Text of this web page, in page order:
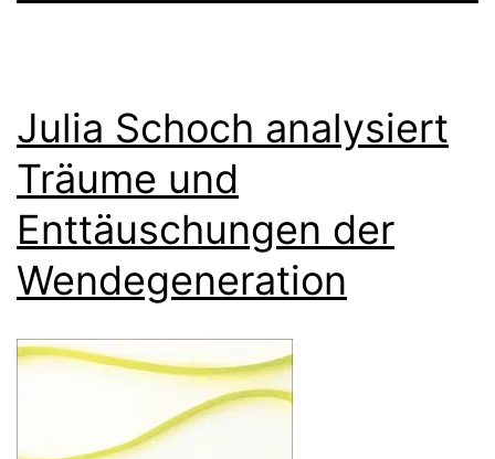
Julia Schoch analysiert
Träume und
Enttäuschungen der
Wendegeneration